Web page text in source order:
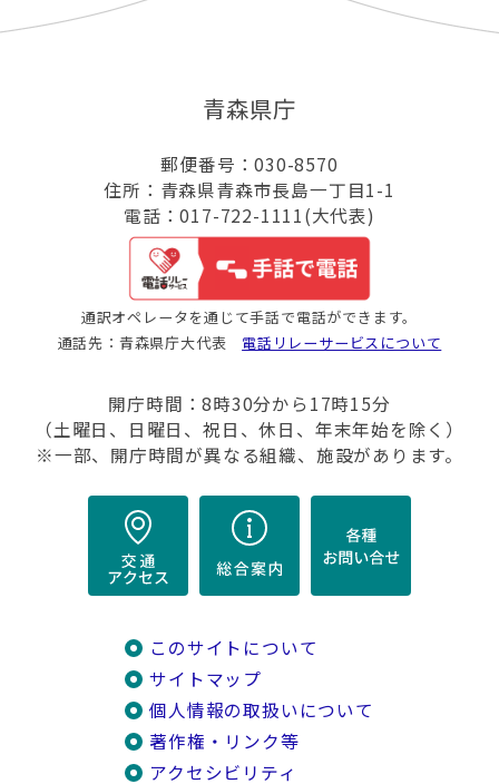
青森県庁
郵便番号：030-8570
住所：青森県青森市長島一丁目1-1
電話：017-722-1111(大代表)
通訳オペレータを通じて手話で電話ができます。
通話先：青森県庁大代表 電話リレーサービスについて
開庁時間：8時30分から17時15分
（土曜日、日曜日、祝日、休日、年末年始を除く）
※一部、開庁時間が異なる組織、施設があります。
このサイトについて
サイトマップ
個人情報の取扱いについて
著作権・リンク等
アクセシビリティ